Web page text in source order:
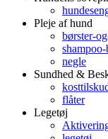
Pleje af hund
børster-
shampoo-
negle
Sundhed &
flåter
Legetøj